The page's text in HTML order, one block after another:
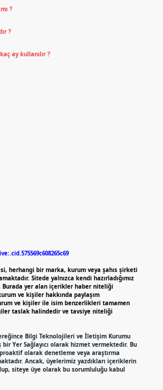
?
?
ay kullanılır ?
herhangi bir marka, kurum veya şahıs şirketi
Sitede yalnızca kendi hazırladığımız
Burada yer alan içerikler haber niteliği
ve kişiler hakkında paylaşım
ve kişiler ile isim benzerlikleri tamamen
taslak halindedir ve tavsiye niteliği
Bilgi Teknolojileri ve İletişim Kurumu
bir Yer Sağlayıcı olarak hizmet vermektedir. Bu
olarak denetleme veya araştırma
Ancak, üyelerimiz yazdıkları içeriklerin
siteye üye olarak bu sorumluluğu kabul